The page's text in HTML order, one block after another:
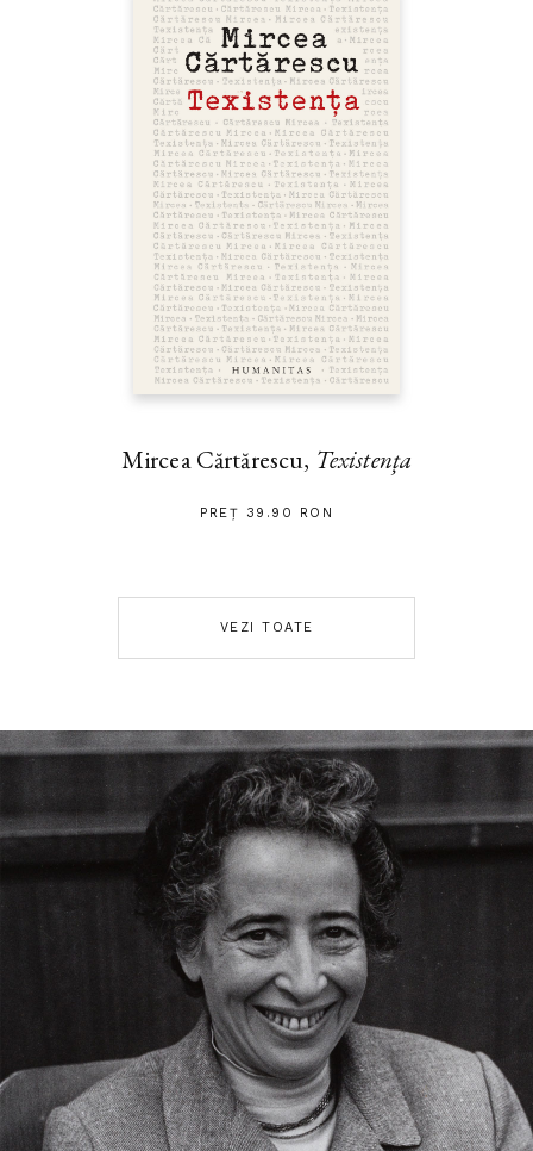
Mircea Cărtărescu, Texistența
PREȚ 39.90 RON
VEZI TOATE